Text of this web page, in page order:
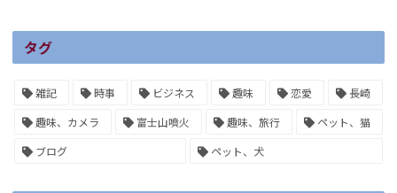
タグ
雑記 時事 ビジネス 趣味 恋愛
長崎
趣味、カメラ
富士山噴火 趣味、旅行
ペット、猫
ブログ
ペット、犬